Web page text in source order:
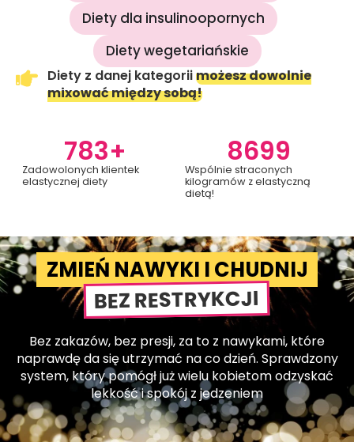
Diety dla insulinoopornych
Diety wegetariańskie
Diety z danej kategoriimożesz dowolnie
mixować między sobą!
Zadowolonych klientek
elastycznej diety
783+
Wspólnie straconych
kilogramów z elastyczną
dietą!
8699
ZMIEŃ NAWYKI I CHUDNIJ
BEZ RESTRYKCJI
Bez zakazów, bez presji, za to z nawykami, które
naprawdę da się utrzymać na co dzień. Sprawdzony
system, który pomógł już wielu kobietom odzyskać
lekkość i spokój z jedzeniem